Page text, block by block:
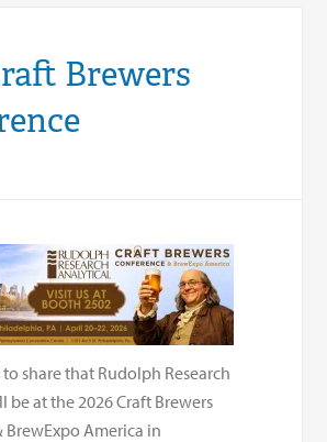
Brewers
to share that Rudolph Research
be at the 2026 Craft Brewers
BrewExpo America in